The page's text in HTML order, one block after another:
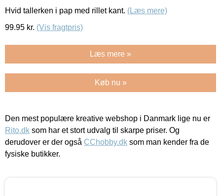
Hvid tallerken i pap med rillet kant. (Læs mere)
99.95 kr. (Vis fragtpris)
Læs mere »
Køb nu »
Den mest populære kreative webshop i Danmark lige nu er
Rito.dk som har et stort udvalg til skarpe priser. Og
derudover er der også CChobby.dk som man kender fra de
fysiske butikker.